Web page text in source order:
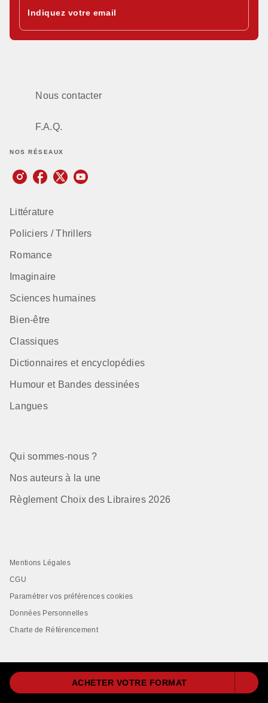
ACHETER VOTRE FORMAT
Indiquez votre email
Nous contacter
F.A.Q.
NOS RÉSEAUX
Littérature
Policiers / Thrillers
Romance
Imaginaire
Sciences humaines
Bien-être
Classiques
Dictionnaires et encyclopédies
Humour et Bandes dessinées
Langues
Qui sommes-nous ?
Nos auteurs à la une
Règlement Choix des Libraires 2026
Mentions Légales
CGU
Paramétrer vos préférences cookies
Données Personnelles
Charte de Référencement
LIVRE DE POCHE© 2026